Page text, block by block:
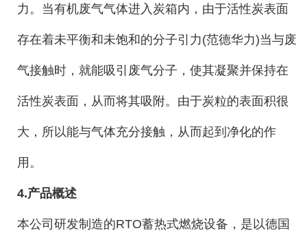
力。当有机废气气体进入炭箱内，由于活性炭表面
存在着未平衡和未饱和的分子引力(范德华力)当与废
气接触时，就能吸引废气分子，使其凝聚并保持在
活性炭表面，从而将其吸附。由于炭粒的表面积很
大，所以能与气体充分接触，从而起到净化的作
用。
4.产品概述
本公司研发制造的RTO蓄热式燃烧设备，是以德国